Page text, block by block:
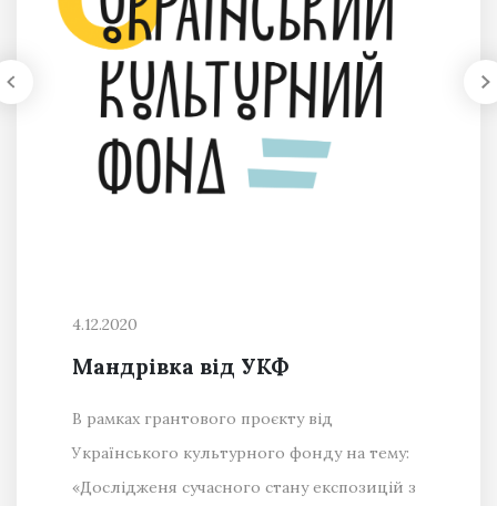
4.12.2020
Мандрівка від УКФ
В рамках грантового проєкту від
Українського культурного фонду на тему:
«Дослідженя сучасного стану експозицій з